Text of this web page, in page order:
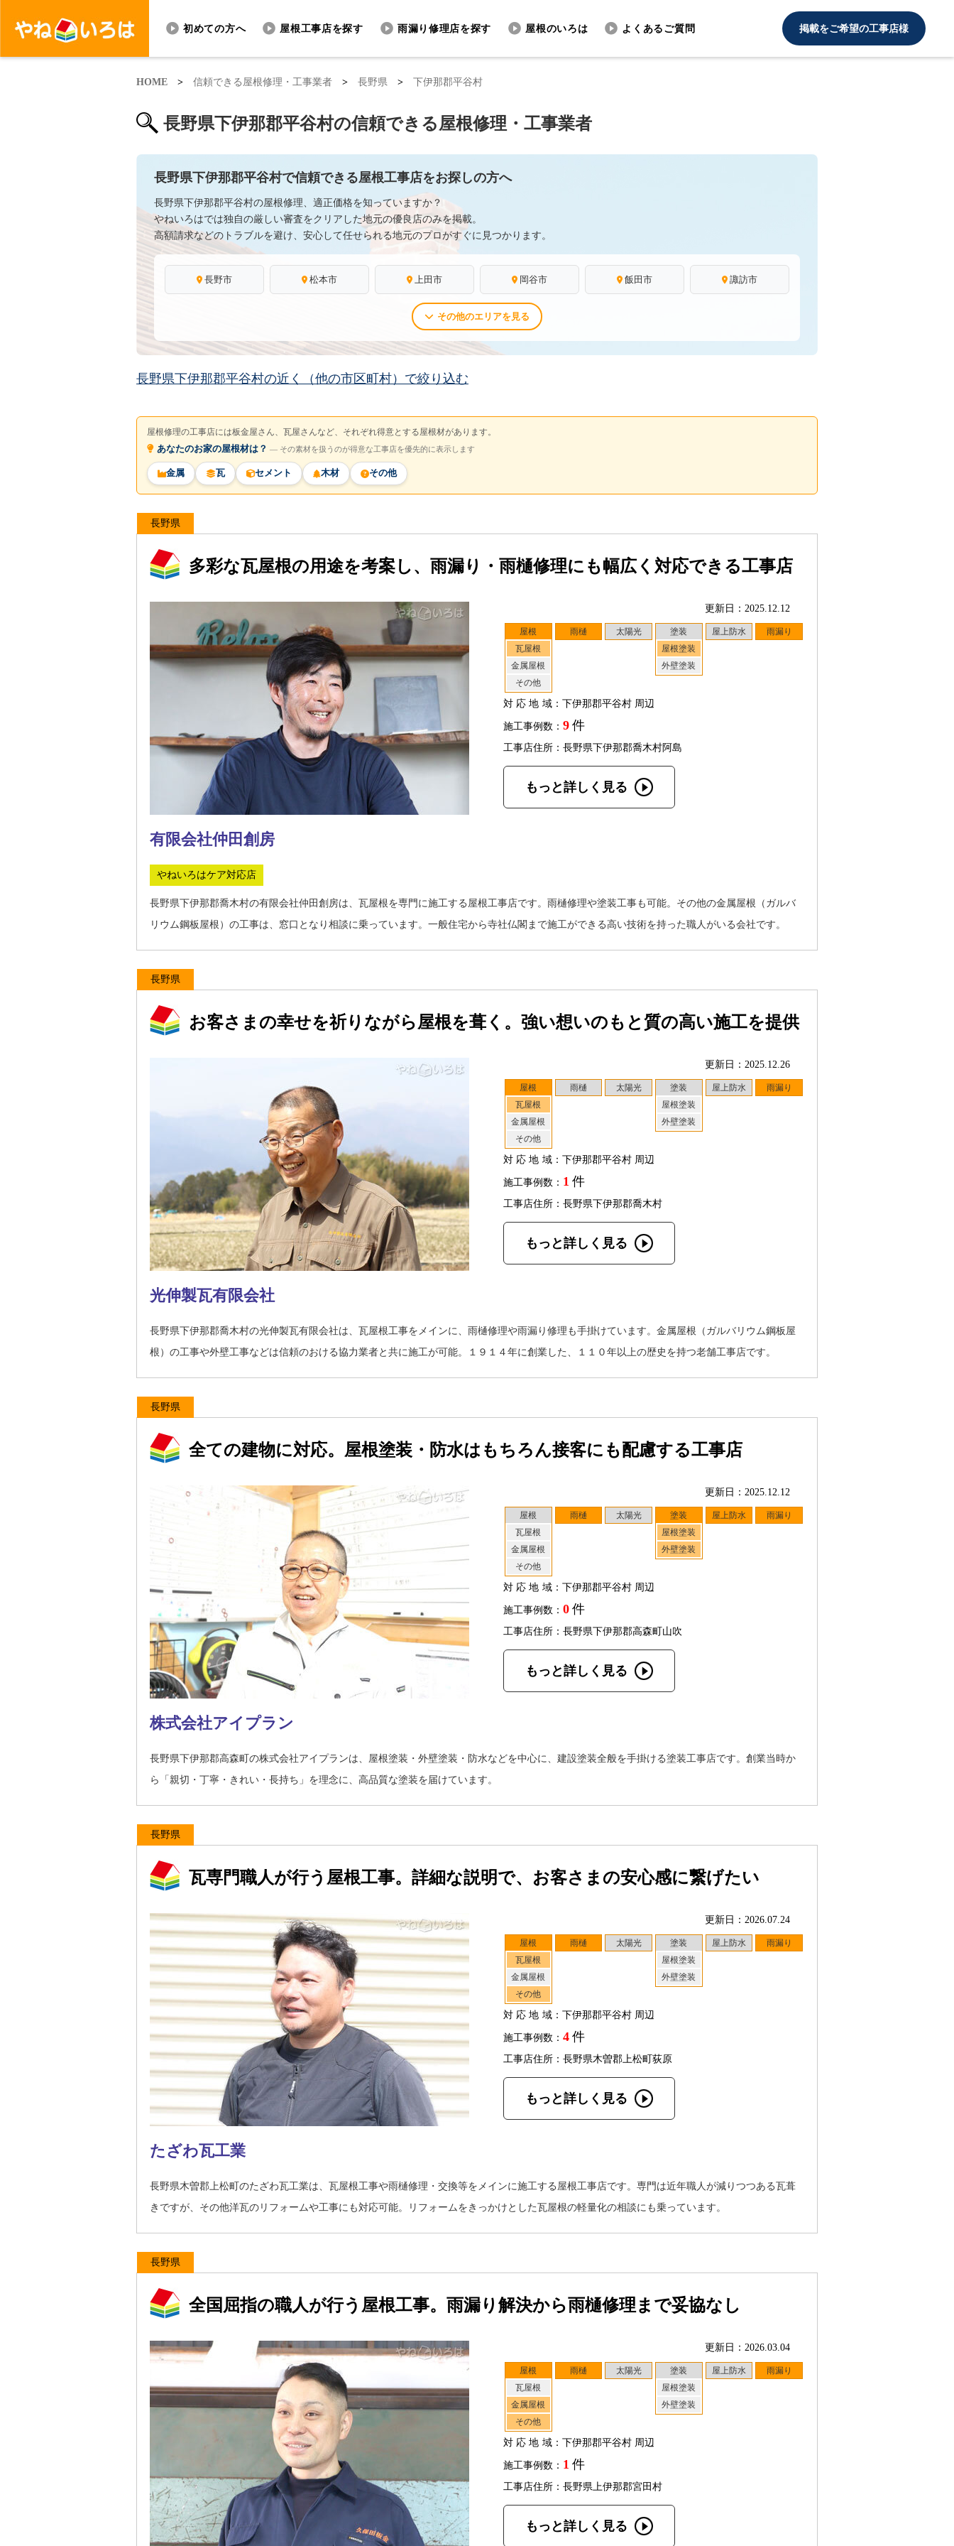
初めての方へ 屋根工事店を探す 雨漏り修理店を探す 屋根のいろは よくあるご質問 掲載をご希望の工事店様
HOME > 信頼できる屋根修理・工事業者 > 長野県 > 下伊那郡平谷村
長野県下伊那郡平谷村の信頼できる屋根修理・工事業者
長野県下伊那郡平谷村で信頼できる屋根工事店をお探しの方へ
長野県下伊那郡平谷村の屋根修理、適正価格を知っていますか？
やねいろはでは独自の厳しい審査をクリアした地元の優良店のみを掲載。
高額請求などのトラブルを避け、安心して任せられる地元のプロがすぐに見つかります。
長野市 松本市 上田市 岡谷市 飯田市 諏訪市
その他のエリアを見る
長野県下伊那郡平谷村の近く（他の市区町村）で絞り込む
屋根修理の工事店には板金屋さん、瓦屋さんなど、それぞれ得意とする屋根材があります。
あなたのお家の屋根材は？ ― その素材を扱うのが得意な工事店を優先的に表示します
金属 瓦 セメント 木材 その他
長野県
多彩な瓦屋根の用途を考案し、雨漏り・雨樋修理にも幅広く対応できる工事店
更新日：2025.12.12
屋根
瓦屋根
金属屋根
その他
雨樋 太陽光
塗装
屋根塗装
外壁塗装
屋上防水 雨漏り
対応地域：下伊那郡平谷村 周辺
施工事例数： 9 件
工事店住所：長野県下伊那郡喬木村阿島
もっと詳しく見る
有限会社仲田創房
やねいろはケア対応店
長野県下伊那郡喬木村の有限会社仲田創房は、瓦屋根を専門に施工する屋根工事店です。雨樋修理や塗装工事も可能。その他の金属屋根（ガルバ
リウム鋼板屋根）の工事は、窓口となり相談に乗っています。一般住宅から寺社仏閣まで施工ができる高い技術を持った職人がいる会社です。
長野県
お客さまの幸せを祈りながら屋根を葺く。強い想いのもと質の高い施工を提供
更新日：2025.12.26
屋根
瓦屋根
金属屋根
その他
雨樋 太陽光
塗装
屋根塗装
外壁塗装
屋上防水 雨漏り
対応地域：下伊那郡平谷村 周辺
施工事例数： 1 件
工事店住所：長野県下伊那郡喬木村
もっと詳しく見る
光伸製瓦有限会社
長野県下伊那郡喬木村の光伸製瓦有限会社は、瓦屋根工事をメインに、雨樋修理や雨漏り修理も手掛けています。金属屋根（ガルバリウム鋼板屋
根）の工事や外壁工事などは信頼のおける協力業者と共に施工が可能。１９１４年に創業した、１１０年以上の歴史を持つ老舗工事店です。
長野県
全ての建物に対応。屋根塗装・防水はもちろん接客にも配慮する工事店
更新日：2025.12.12
屋根
瓦屋根
金属屋根
その他
雨樋 太陽光
塗装
屋根塗装
外壁塗装
屋上防水 雨漏り
対応地域：下伊那郡平谷村 周辺
施工事例数： 0 件
工事店住所：長野県下伊那郡高森町山吹
もっと詳しく見る
株式会社アイプラン
長野県下伊那郡高森町の株式会社アイプランは、屋根塗装・外壁塗装・防水などを中心に、建設塗装全般を手掛ける塗装工事店です。創業当時か
ら「親切・丁寧・きれい・長持ち」を理念に、高品質な塗装を届けています。
長野県
瓦専門職人が行う屋根工事。詳細な説明で、お客さまの安心感に繋げたい
更新日：2026.07.24
屋根
瓦屋根
金属屋根
その他
雨樋 太陽光
塗装
屋根塗装
外壁塗装
屋上防水 雨漏り
対応地域：下伊那郡平谷村 周辺
施工事例数： 4 件
工事店住所：長野県木曽郡上松町荻原
もっと詳しく見る
たざわ瓦工業
長野県木曽郡上松町のたざわ瓦工業は、瓦屋根工事や雨樋修理・交換等をメインに施工する屋根工事店です。専門は近年職人が減りつつある瓦葺
きですが、その他洋瓦のリフォームや工事にも対応可能。リフォームをきっかけとした瓦屋根の軽量化の相談にも乗っています。
長野県
全国屈指の職人が行う屋根工事。雨漏り解決から雨樋修理まで妥協なし
更新日：2026.03.04
屋根
瓦屋根
金属屋根
その他
雨樋 太陽光
塗装
屋根塗装
外壁塗装
屋上防水 雨漏り
対応地域：下伊那郡平谷村 周辺
施工事例数： 1 件
工事店住所：長野県上伊那郡宮田村
もっと詳しく見る